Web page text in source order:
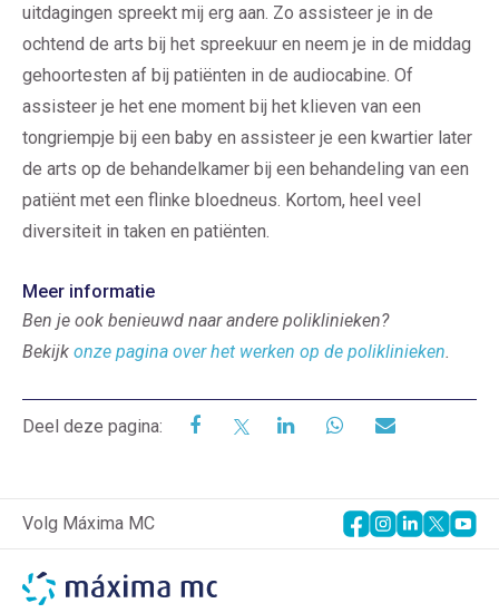
uitdagingen spreekt mij erg aan. Zo assisteer je in de
ochtend de arts bij het spreekuur en neem je in de middag
gehoortesten af bij patiënten in de audiocabine. Of
assisteer je het ene moment bij het klieven van een
tongriempje bij een baby en assisteer je een kwartier later
de arts op de behandelkamer bij een behandeling van een
patiënt met een flinke bloedneus. Kortom, heel veel
diversiteit in taken en patiënten.
Meer informatie
Ben je ook benieuwd naar andere poliklinieken?
Bekijk onze pagina over het werken op de poliklinieken.
Deel deze pagina:
Volg Máxima MC